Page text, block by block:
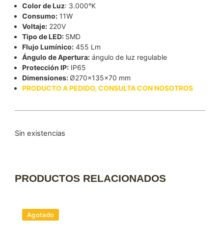
Color de Luz: 3.000°K
Consumo: 11W
Voltaje: 220V
Tipo de LED: SMD
Flujo Lumínico: 455 Lm
Ángulo de Apertura: ángulo de luz regulable
Protección IP: IP65
Dimensiones: Ø270x135x70 mm
PRODUCTO A PEDIDO, CONSULTA CON NOSOTROS
Sin existencias
PRODUCTOS RELACIONADOS
Agotado